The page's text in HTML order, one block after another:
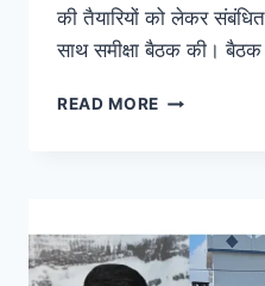
की तैयारियों को लेकर
साथ समीक्षा बैठक की।
READ MORE